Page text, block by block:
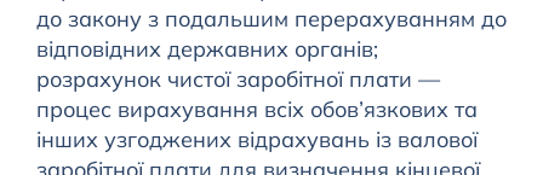
до закону з подальшим перерахуванням до
відповідних державних органів;
розрахунок чистої заробітної плати —
процес вирахування всіх обов’язкових та
інших узгоджених відрахувань із валової